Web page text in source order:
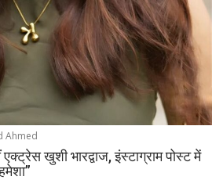
Ahmed
खुशी भारद्वाज, इंस्टाग्राम पोस्ट में